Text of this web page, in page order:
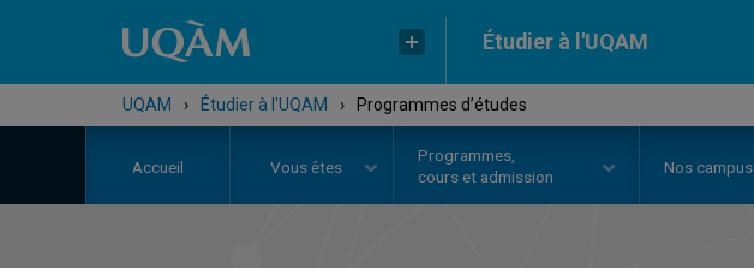
Étudier à l'UQAM
UQAM › Étudier à l'UQAM › Programmes d’études
Accueil Vous êtes
Programmes,
cours et admission
Nos campus